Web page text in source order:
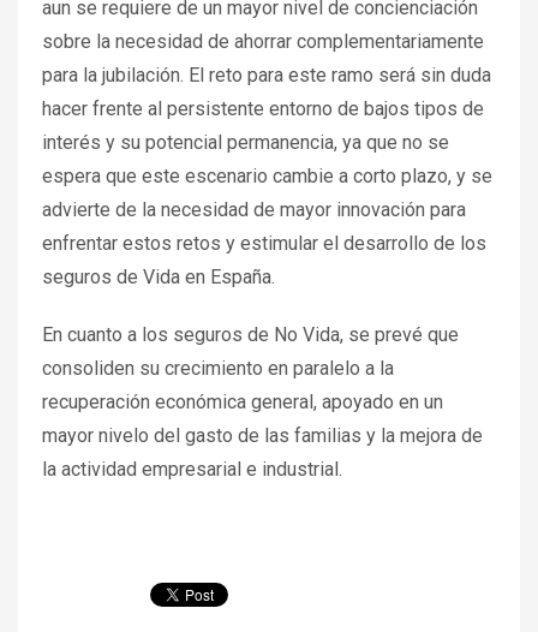
aun se requiere de un mayor nivel de concienciación
sobre la necesidad de ahorrar complementariamente
para la jubilación. El reto para este ramo será sin duda
hacer frente al persistente entorno de bajos tipos de
interés y su potencial permanencia, ya que no se
espera que este escenario cambie a corto plazo, y se
advierte de la necesidad de mayor innovación para
enfrentar estos retos y estimular el desarrollo de los
seguros de Vida en España.
En cuanto a los seguros de No Vida, se prevé que
consoliden su crecimiento en paralelo a la
recuperación económica general, apoyado en un
mayor nivelo del gasto de las familias y la mejora de
la actividad empresarial e industrial.